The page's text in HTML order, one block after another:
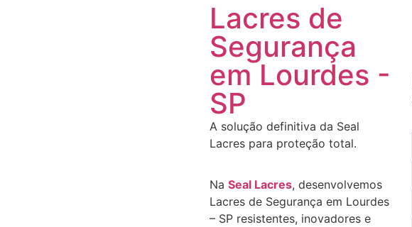
Lacres de
Segurança
em Lourdes -
SP
A solução definitiva da Seal
Lacres para proteção total.
Na Seal Lacres, desenvolvemos
Lacres de Segurança em Lourdes
– SP resistentes, inovadores e